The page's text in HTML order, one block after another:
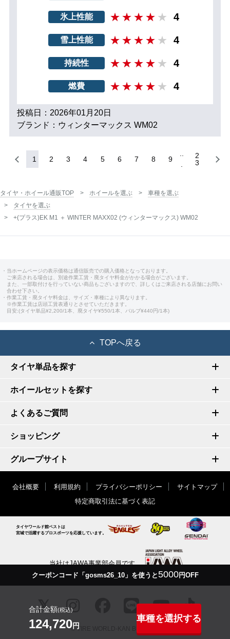
氷上性能 4
雪上性能 4
持続性 4
燃費 4
投稿日：2026年01月20日
ブランド：ウィンターマックス WM02
1 2 3 4 5 6 7 8 9
2
3
クーポンコード「gosms26_10」を使うと5000円OFF
合計金額(税込)
124,720円
車種を選択する
タイヤ・ホイール通販TOP ホイールを選ぶ
車種を選ぶ
タイヤを選ぶ
+(プラス)EK M1 ＋ WINTER MAXX02 (ウィンターマックス) WM02
・当ホームページの表示価格は通信販売での購入価格となっております。
ご来店される場合は、別途作業工賃・廃タイヤ料金がかかる場合がございます。
また、一部取付けを行っていない商品もございますので、詳しくはご来店される店舗にお問い
合わせ下さい。
・作業工賃・廃タイヤ料金は、サイズ・車種により異なります。
※作業工賃は店頭工賃表通りとさせていただきます。
目安:(タイヤ単品¥2,200/1本、廃タイヤ¥550/1本、バルブ¥440円/1本)
TOPへ戻る
タイヤ単品を探す
ホイールセットを探す
よくあるご質問
ショッピング
グループサイト
会社概要 利用規約 プライバシーポリシー
サイトマップ
特定商取引法に基づく表記
タイヤワールド館ベストは
宮城で活躍するプロスポーツを応援しています。
当社はJAWA事業部会員です
© TIRE WORLD-KAN BEST inc.